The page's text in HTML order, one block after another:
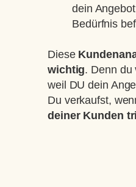
dein
Bedürfnis
Diese
wichtig. Denn du
weil DU dein
Du verkaufst,
deiner Kunden